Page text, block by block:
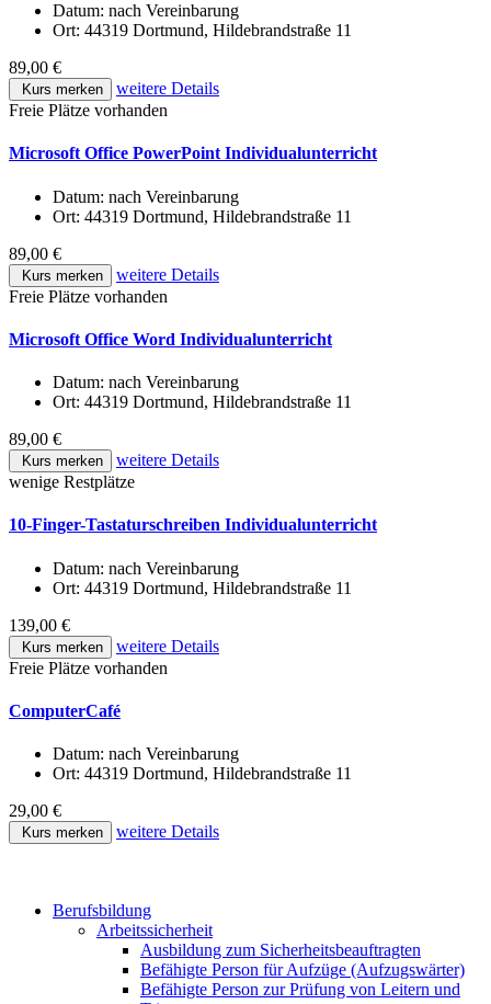
Datum: nach Vereinbarung
Ort: 44319 Dortmund, Hildebrandstraße 11
89,00 €
Kurs merken
weitere Details
Freie Plätze vorhanden
Microsoft Office PowerPoint Individualunterricht
Datum: nach Vereinbarung
Ort: 44319 Dortmund, Hildebrandstraße 11
89,00 €
Kurs merken
weitere Details
Freie Plätze vorhanden
Microsoft Office Word Individualunterricht
Datum: nach Vereinbarung
Ort: 44319 Dortmund, Hildebrandstraße 11
89,00 €
Kurs merken
weitere Details
wenige Restplätze
10-Finger-Tastaturschreiben Individualunterricht
Datum: nach Vereinbarung
Ort: 44319 Dortmund, Hildebrandstraße 11
139,00 €
Kurs merken
weitere Details
Freie Plätze vorhanden
ComputerCafé
Datum: nach Vereinbarung
Ort: 44319 Dortmund, Hildebrandstraße 11
29,00 €
Kurs merken weitere Details
Berufsbildung
Arbeitssicherheit
Ausbildung zum Sicherheitsbeauftragten
Befähigte Person für Aufzüge (Aufzugswärter)
Befähigte Person zur Prüfung von Leitern und